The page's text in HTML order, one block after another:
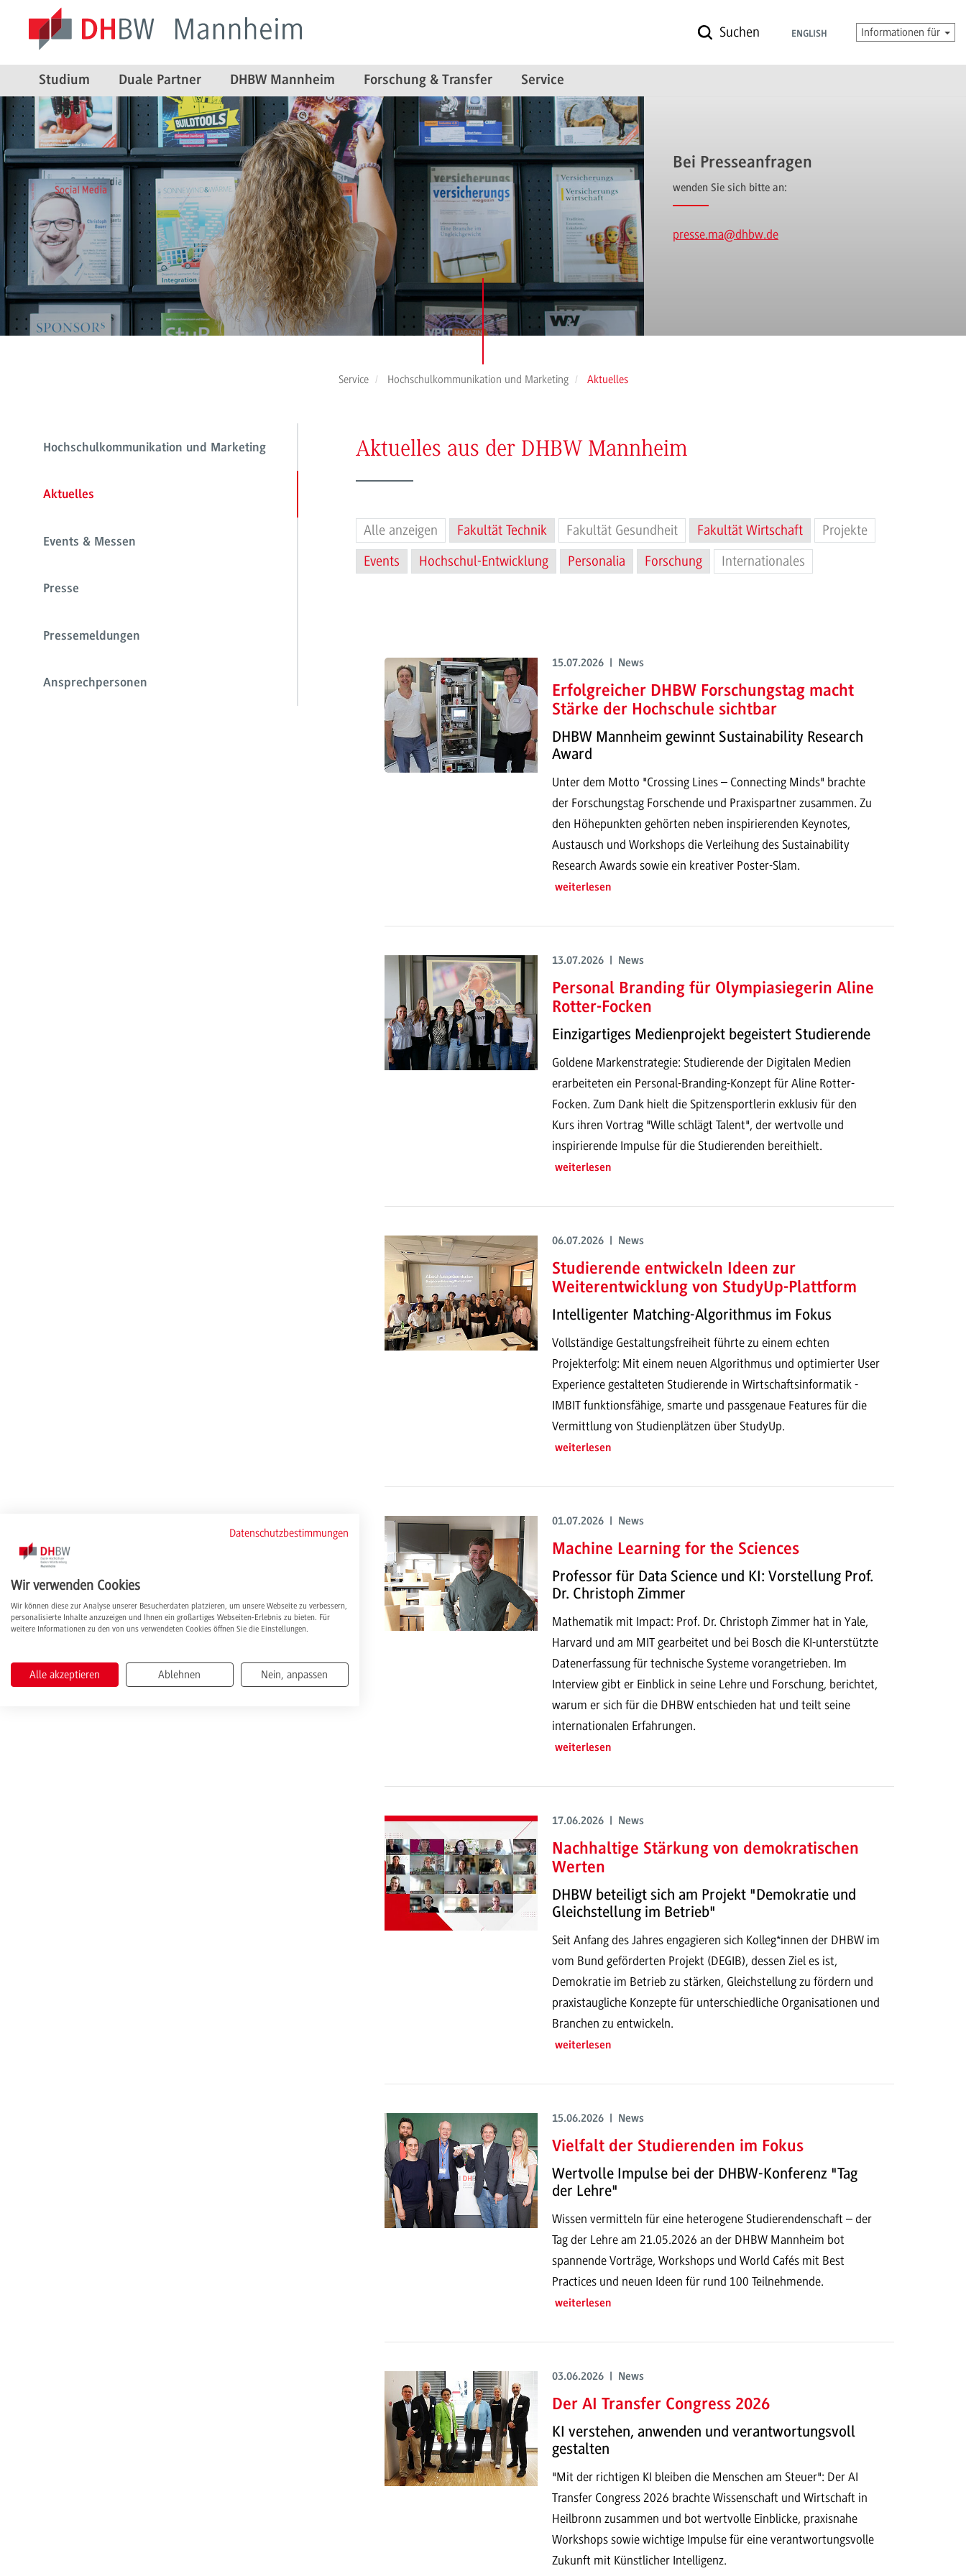
Suchen ENGLISH Informationen für
Studium Duale Partner DHBW Mannheim Forschung & Transfer Service
Bei Presseanfragen
wenden Sie sich bitte an:
presse.ma@dhbw.de
Service Hochschulkommunikation und Marketing Aktuelles
Hochschulkommunikation und Marketing
Aktuelles
Events & Messen
Presse
Pressemeldungen
Ansprechpersonen
Aktuelles aus der DHBW Mannheim
Alle anzeigen Fakultät Technik Fakultät Gesundheit Fakultät Wirtschaft
Projekte
Events
Hochschul-Entwicklung Personalia Forschung Internationales
15.07.2026 | News
Erfolgreicher DHBW Forschungstag macht
Stärke der Hochschule sichtbar
DHBW Mannheim gewinnt Sustainability Research
Award
Unter dem Motto "Crossing Lines – Connecting Minds" brachte
der Forschungstag Forschende und Praxispartner zusammen. Zu
den Höhepunkten gehörten neben inspirierenden Keynotes,
Austausch und Workshops die Verleihung des Sustainability
Research Awards sowie ein kreativer Poster-Slam.
weiterlesen
13.07.2026 | News
Personal Branding für Olympiasiegerin Aline
Rotter-Focken
Einzigartiges Medienprojekt begeistert Studierende
Goldene Markenstrategie: Studierende der Digitalen Medien
erarbeiteten ein Personal-Branding-Konzept für Aline Rotter-
Focken. Zum Dank hielt die Spitzensportlerin exklusiv für den
Kurs ihren Vortrag "Wille schlägt Talent", der wertvolle und
inspirierende Impulse für die Studierenden bereithielt.
weiterlesen
06.07.2026 | News
Studierende entwickeln Ideen zur
Weiterentwicklung von StudyUp-Plattform
Intelligenter Matching-Algorithmus im Fokus
Vollständige Gestaltungsfreiheit führte zu einem echten
Projekterfolg: Mit einem neuen Algorithmus und optimierter User
Experience gestalteten Studierende in Wirtschaftsinformatik -
IMBIT funktionsfähige, smarte und passgenaue Features für die
Vermittlung von Studienplätzen über StudyUp.
weiterlesen
01.07.2026 | News
Machine Learning for the Sciences
Professor für Data Science und KI: Vorstellung Prof.
Dr. Christoph Zimmer
Mathematik mit Impact: Prof. Dr. Christoph Zimmer hat in Yale,
Harvard und am MIT gearbeitet und bei Bosch die KI-unterstützte
Datenerfassung für technische Systeme vorangetrieben. Im
Interview gibt er Einblick in seine Lehre und Forschung, berichtet,
warum er sich für die DHBW entschieden hat und teilt seine
internationalen Erfahrungen.
weiterlesen
17.06.2026 | News
Nachhaltige Stärkung von demokratischen
Werten
DHBW beteiligt sich am Projekt "Demokratie und
Gleichstellung im Betrieb"
Seit Anfang des Jahres engagieren sich Kolleg*innen der DHBW im
vom Bund geförderten Projekt (DEGIB), dessen Ziel es ist,
Demokratie im Betrieb zu stärken, Gleichstellung zu fördern und
praxistaugliche Konzepte für unterschiedliche Organisationen und
Branchen zu entwickeln.
weiterlesen
15.06.2026 | News
Vielfalt der Studierenden im Fokus
Wertvolle Impulse bei der DHBW-Konferenz "Tag
der Lehre"
Wissen vermitteln für eine heterogene Studierendenschaft – der
Tag der Lehre am 21.05.2026 an der DHBW Mannheim bot
spannende Vorträge, Workshops und World Cafés mit Best
Practices und neuen Ideen für rund 100 Teilnehmende.
weiterlesen
03.06.2026 | News
Der AI Transfer Congress 2026
KI verstehen, anwenden und verantwortungsvoll
gestalten
"Mit der richtigen KI bleiben die Menschen am Steuer": Der AI
Transfer Congress 2026 brachte Wissenschaft und Wirtschaft in
Heilbronn zusammen und bot wertvolle Einblicke, praxisnahe
Workshops sowie wichtige Impulse für eine verantwortungsvolle
Zukunft mit Künstlicher Intelligenz.
Datenschutzbestimmungen
Wir verwenden Cookies
Wir können diese zur Analyse unserer Besucherdaten platzieren, um unsere Webseite zu verbessern,
personalisierte Inhalte anzuzeigen und Ihnen ein großartiges Webseiten-Erlebnis zu bieten. Für
weitere Informationen zu den von uns verwendeten Cookies öffnen Sie die Einstellungen.
Alle akzeptieren Ablehnen Nein, anpassen